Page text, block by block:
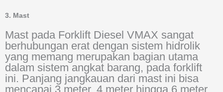
3. Mast
Mast pada Forklift Diesel VMAX sangat
berhubungan erat dengan sistem hidrolik
yang memang merupakan bagian utama
dalam sistem angkat barang, pada forklift
ini. Panjang jangkauan dari mast ini bisa
mencapai 3 meter, 4 meter hingga 6 meter.